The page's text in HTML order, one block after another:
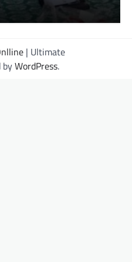
| Ultimate
byWordPress.